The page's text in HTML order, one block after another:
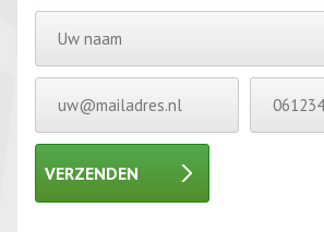
VERZENDEN